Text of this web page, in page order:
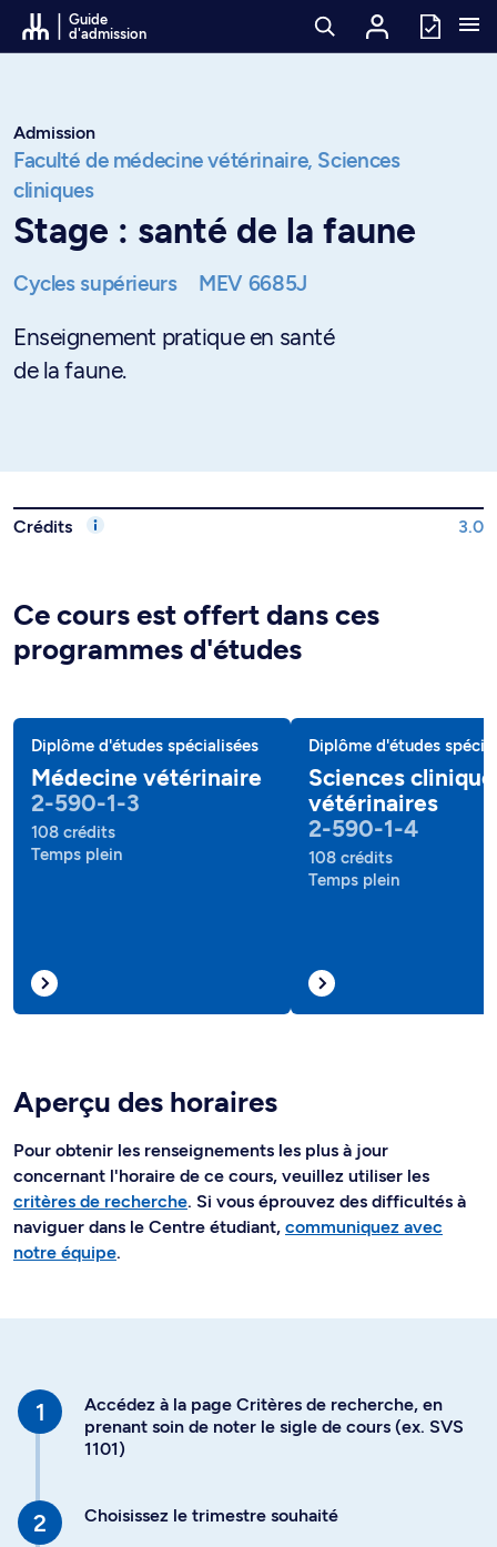
Passer au contenu
Guide
d'admission
Admission
Faculté de médecine vétérinaire, Sciences
cliniques
Stage : santé de la faune
Cycles supérieurs MEV 6685J
Enseignement pratique en santé
de la faune.
Crédits 3.0
Ce cours est offert dans ces
programmes d'études
Diplôme d'études spécialisées
Médecine vétérinaire
2-590-1-3
108 crédits
Temps plein
Diplôme d'études
Sciences
vétérinaires
2-590-1-4
108 crédits
Temps plein
Aperçu des horaires
Pour obtenir les renseignements les plus à jour
concernant l'horaire de ce cours, veuillez utiliser les
critères de recherche. Si vous éprouvez des difficultés à
naviguer dans le Centre étudiant, communiquez avec
notre équipe.
Accédez à la page Critères de recherche, en
prenant soin de noter le sigle de cours (ex. SVS
1101)
Choisissez le trimestre souhaité